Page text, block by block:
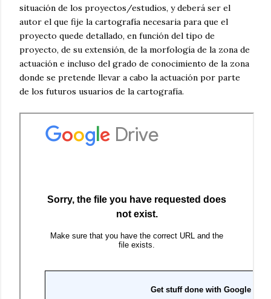
situación de los proyectos/estudios, y deberá ser el
autor el que fije la cartografía necesaria para que el
proyecto quede detallado, en función del tipo de
proyecto, de su extensión, de la morfología de la zona de
actuación e incluso del grado de conocimiento de la zona
donde se pretende llevar a cabo la actuación por parte
de los futuros usuarios de la cartografía.